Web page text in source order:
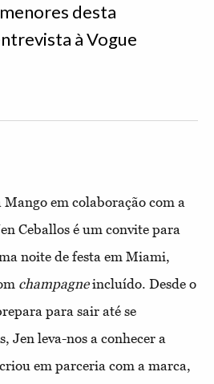
desta
à Vogue
em colaboração com a
Ceballos é um convite para
noite de festa em Miami,
champagneincluído. Desde o
para sair até se
Jen leva-nos a conhecer a
em parceria com a marca,